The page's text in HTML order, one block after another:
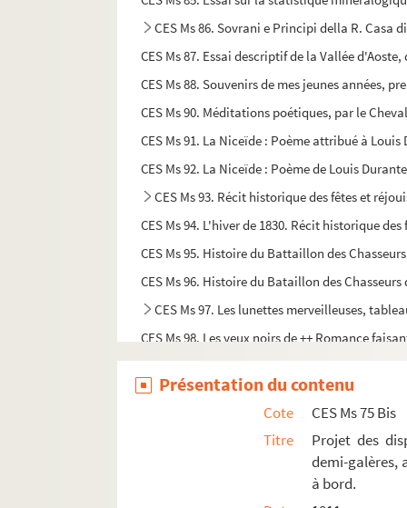
CES Ms 86. Sovrani e Principi della R.
CES Ms 87. Essai descriptif de la Vallée
CES Ms 88. Souvenirs de mes jeunes années,
CES Ms 90. Méditations poétiques, par le
CES Ms 91. La Niceïde : Poème attribué à Louis
CES Ms 92. La Niceïde : Poème de Louis Durante
CES Ms 93. Récit historique des fêtes et
CES Ms 94. L'hiver de 1830. Récit historique
CES Ms 95. Histoire du Battaillon des
CES Ms 96. Histoire du Bataillon des
CES Ms 97. Les lunettes merveilleuses,
CES Ms 98. Les yeux noirs de ++ Romance
CES Ms 99. Les Parures des Femmes, poëme
CES Ms 100. Critique de la coiffure à la Titus
CES Ms 101. L'Egyptéïde, chant premier, de
CES Ms 102. Nobiliaire de Provence, de De
CES Ms 111. Registre pour servir aux achats
Présentation du contenu
Cote
CES Ms 75 Bis
Titre
Projet des
demi-galères,
à bord.